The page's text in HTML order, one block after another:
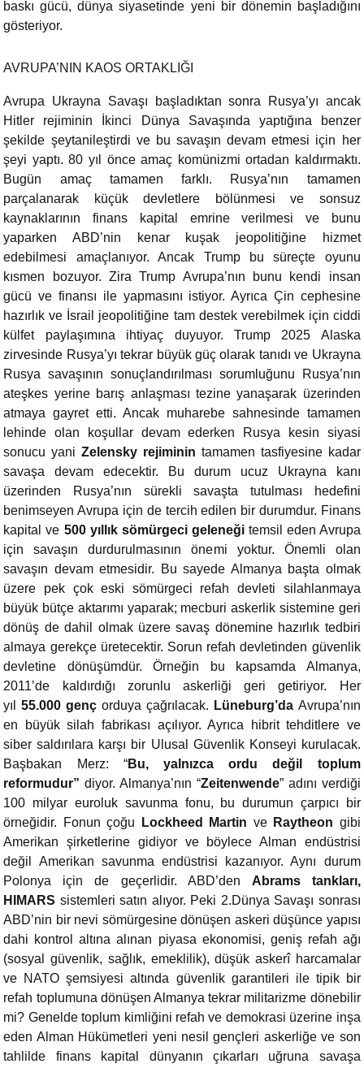
baskı gücü, dünya siyasetinde yeni bir dönemin başladığını
gösteriyor.
AVRUPA’NIN KAOS ORTAKLIĞI
Avrupa Ukrayna Savaşı başladıktan sonra Rusya’yı ancak
Hitler rejiminin İkinci Dünya Savaşında yaptığına benzer
şekilde şeytanileştirdi ve bu savaşın devam etmesi için her
şeyi yaptı. 80 yıl önce amaç komünizmi ortadan kaldırmaktı.
Bugün amaç tamamen farklı. Rusya’nın tamamen
parçalanarak küçük devletlere bölünmesi ve sonsuz
kaynaklarının finans kapital emrine verilmesi ve bunu
yaparken ABD’nin kenar kuşak jeopolitiğine hizmet
edebilmesi amaçlanıyor. Ancak Trump bu süreçte oyunu
kısmen bozuyor. Zira Trump Avrupa’nın bunu kendi insan
gücü ve finansı ile yapmasını istiyor. Ayrıca Çin cephesine
hazırlık ve İsrail jeopolitiğine tam destek verebilmek için ciddi
külfet paylaşımına ihtiyaç duyuyor. Trump 2025 Alaska
zirvesinde Rusya’yı tekrar büyük güç olarak tanıdı ve Ukrayna
Rusya savaşının sonuçlandırılması sorumluğunu Rusya’nın
ateşkes yerine barış anlaşması tezine yanaşarak üzerinden
atmaya gayret etti. Ancak muharebe sahnesinde tamamen
lehinde olan koşullar devam ederken Rusya kesin siyasi
sonucu yaniZelensky rejiminin tamamen tasfiyesine kadar
savaşa devam edecektir. Bu durum ucuz Ukrayna kanı
üzerinden Rusya’nın sürekli savaşta tutulması hedefini
benimseyen Avrupa için de tercih edilen bir durumdur. Finans
kapital ve 500 yıllık sömürgeci geleneğitemsil eden Avrupa
için savaşın durdurulmasının önemi yoktur. Önemli olan
savaşın devam etmesidir. Bu sayede Almanya başta olmak
üzere pek çok eski sömürgeci refah devleti silahlanmaya
büyük bütçe aktarımı yaparak; mecburi askerlik sistemine geri
dönüş de dahil olmak üzere savaş dönemine hazırlık tedbiri
almaya gerekçe üretecektir. Sorun refah devletinden güvenlik
devletine dönüşümdür. Örneğin bu kapsamda Almanya,
2011’de kaldırdığı zorunlu askerliği geri getiriyor. Her
yıl55.000 gençorduya çağrılacak. Lüneburg’daAvrupa’nın
en büyük silah fabrikası açılıyor. Ayrıca hibrit tehditlere ve
siber saldırılara karşı bir Ulusal Güvenlik Konseyi kurulacak.
Başbakan Merz: “Bu, yalnızca ordu değil toplum
reformudur” diyor. Almanya’nın “Zeitenwende” adını verdiği
100 milyar euroluk savunma fonu, bu durumun çarpıcı bir
örneğidir. Fonun çoğu
Lockheed Martin ve Raytheon gibi
Amerikan şirketlerine gidiyor ve böylece Alman endüstrisi
değil Amerikan savunma endüstrisi kazanıyor. Aynı durum
Polonya için de geçerlidir. ABD’den Abrams tankları,
HIMARS sistemleri satın alıyor. Peki 2.Dünya Savaşı sonrası
ABD’nin bir nevi sömürgesine dönüşen askeri düşünce yapısı
dahi kontrol altına alınan piyasa ekonomisi, geniş refah ağı
(sosyal güvenlik, sağlık, emeklilik), düşük askerî harcamalar
ve NATO şemsiyesi altında güvenlik garantileri ile tipik bir
refah toplumuna dönüşen Almanya tekrar militarizme dönebilir
mi? Genelde toplum kimliğini refah ve demokrasi üzerine inşa
eden Alman Hükümetleri yeni nesil gençleri askerliğe ve son
tahlilde finans kapital dünyanın çıkarları uğruna savaşa